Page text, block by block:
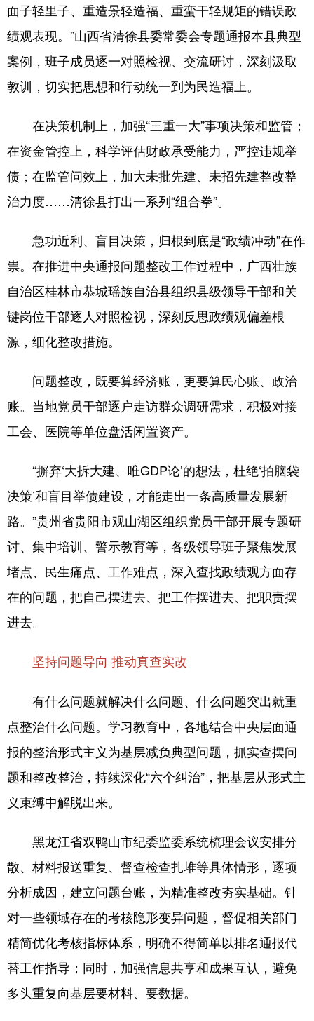
面子轻里子、重造景轻造福、重蛮干轻规矩的错误政
绩观表现。”山西省清徐县委常委会专题通报本县典型
案例，班子成员逐一对照检视、交流研讨，深刻汲取
教训，切实把思想和行动统一到为民造福上。
在决策机制上，加强“三重一大”事项决策和监管；
在资金管控上，科学评估财政承受能力，严控违规举
债；在监管问效上，加大未批先建、未招先建整改整
治力度……清徐县打出一系列“组合拳”。
急功近利、盲目决策，归根到底是“政绩冲动”在作
祟。在推进中央通报问题整改工作过程中，广西壮族
自治区桂林市恭城瑶族自治县组织县级领导干部和关
键岗位干部逐人对照检视，深刻反思政绩观偏差根
源，细化整改措施。
问题整改，既要算经济账，更要算民心账、政治
账。当地党员干部逐户走访群众调研需求，积极对接
工会、医院等单位盘活闲置资产。
“摒弃‘大拆大建、唯GDP论’的想法，杜绝‘拍脑袋
决策’和盲目举债建设，才能走出一条高质量发展新
路。”贵州省贵阳市观山湖区组织党员干部开展专题研
讨、集中培训、警示教育等，各级领导班子聚焦发展
堵点、民生痛点、工作难点，深入查找政绩观方面存
在的问题，把自己摆进去、把工作摆进去、把职责摆
进去。
坚持问题导向 推动真查实改
有什么问题就解决什么问题、什么问题突出就重
点整治什么问题。学习教育中，各地结合中央层面通
报的整治形式主义为基层减负典型问题，抓实查摆问
题和整改整治，持续深化“六个纠治”，把基层从形式主
义束缚中解脱出来。
黑龙江省双鸭山市纪委监委系统梳理会议安排分
散、材料报送重复、督查检查扎堆等具体情形，逐项
分析成因，建立问题台账，为精准整改夯实基础。针
对一些领域存在的考核隐形变异问题，督促相关部门
精简优化考核指标体系，明确不得简单以排名通报代
替工作指导；同时，加强信息共享和成果互认，避免
多头重复向基层要材料、要数据。